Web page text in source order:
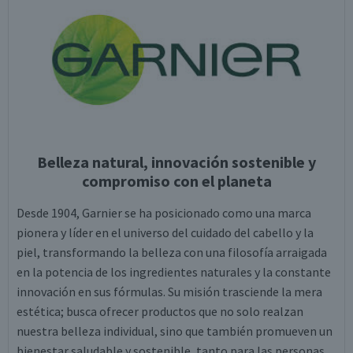
Belleza natural, innovación sostenible y
compromiso con el planeta
Desde 1904, Garnier se ha posicionado como una marca
pionera y líder en el universo del cuidado del cabello y la
piel, transformando la belleza con una filosofía arraigada
en la potencia de los ingredientes naturales y la constante
innovación en sus fórmulas. Su misión trasciende la mera
estética; busca ofrecer productos que no solo realzan
nuestra belleza individual, sino que también promueven un